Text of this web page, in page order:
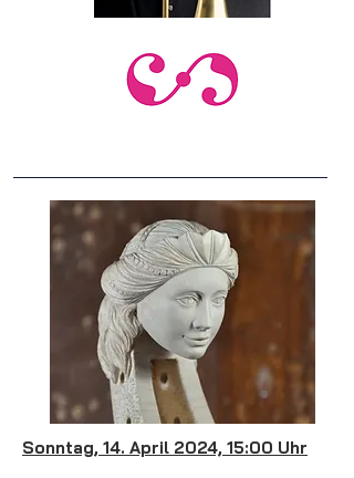
Sonntag, 14. April 2024, 15:00 Uhr